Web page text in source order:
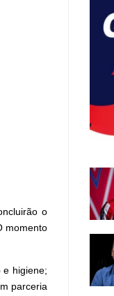
o
momento
e higiene;
parceria